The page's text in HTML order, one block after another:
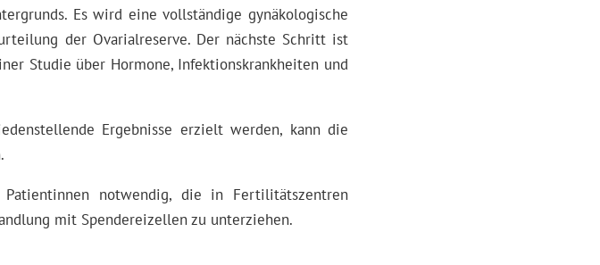
Es wird eine vollständige gynäkologische
der Ovarialreserve. Der nächste Schritt ist
Studie über Hormone, Infektionskrankheiten und
Ergebnisse erzielt werden, kann die
notwendig, die in Fertilitätszentren
mit Spendereizellen zu unterziehen.